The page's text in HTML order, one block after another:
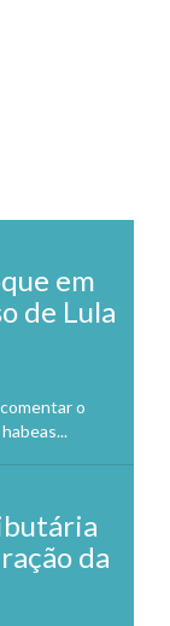
em
de Lula
o
da